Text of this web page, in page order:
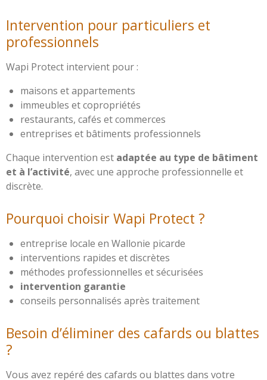
Intervention pour particuliers et
professionnels
Wapi Protect intervient pour :
maisons et appartements
immeubles et copropriétés
restaurants, cafés et commerces
entreprises et bâtiments professionnels
Chaque intervention est adaptée au type de bâtiment
et à l’activité, avec une approche professionnelle et
discrète.
Pourquoi choisir Wapi Protect ?
entreprise locale en Wallonie picarde
interventions rapides et discrètes
méthodes professionnelles et sécurisées
intervention garantie
conseils personnalisés après traitement
Besoin d’éliminer des cafards ou blattes
?
Vous avez repéré des cafards ou blattes dans votre